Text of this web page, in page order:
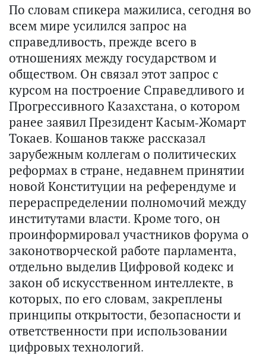
По словам спикера мажилиса, сегодня во
всем мире усилился запрос на
справедливость, прежде всего в
отношениях между государством и
обществом. Он связал этот запрос с
курсом на построение Справедливого и
Прогрессивного Казахстана, о котором
ранее заявил Президент Касым-Жомарт
Токаев. Кошанов также рассказал
зарубежным коллегам о политических
реформах в стране, недавнем принятии
новой Конституции на референдуме и
перераспределении полномочий между
институтами власти. Кроме того, он
проинформировал участников форума о
законотворческой работе парламента,
отдельно выделив Цифровой кодекс и
закон об искусственном интеллекте, в
которых, по его словам, закреплены
принципы открытости, безопасности и
ответственности при использовании
цифровых технологий.